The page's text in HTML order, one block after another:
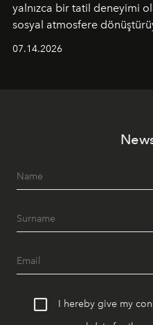
yalnızca bir tatil deneyimi
sosyal atmosfere
geceye taşıyarak her hafta
07.14.2026
I hereby give my